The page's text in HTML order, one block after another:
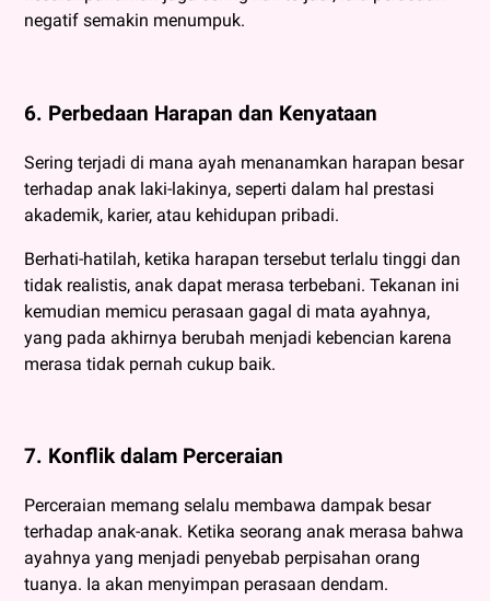
negatif semakin menumpuk.
6. Perbedaan Harapan dan Kenyataan
Sering terjadi di mana ayah menanamkan harapan besar
terhadap anak laki-lakinya, seperti dalam hal prestasi
akademik, karier, atau kehidupan pribadi.
Berhati-hatilah, ketika harapan tersebut terlalu tinggi dan
tidak realistis, anak dapat merasa terbebani. Tekanan ini
kemudian memicu perasaan gagal di mata ayahnya,
yang pada akhirnya berubah menjadi kebencian karena
merasa tidak pernah cukup baik.
7. Konflik dalam Perceraian
Perceraian memang selalu membawa dampak besar
terhadap anak-anak. Ketika seorang anak merasa bahwa
ayahnya yang menjadi penyebab perpisahan orang
tuanya. Ia akan menyimpan perasaan dendam.